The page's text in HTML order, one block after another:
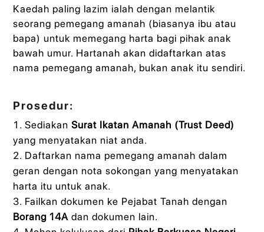
Kaedah paling lazim ialah dengan melantik
seorang pemegang amanah (biasanya ibu atau
bapa) untuk memegang harta bagi pihak anak
bawah umur. Hartanah akan didaftarkan atas
nama pemegang amanah, bukan anak itu sendiri.
Prosedur:
SediakanSurat Ikatan Amanah (Trust Deed)
yang menyatakan niat anda.
Daftarkan nama pemegang amanah dalam
geran dengan nota sokongan yang menyatakan
harta itu untuk anak.
Failkan dokumen ke Pejabat Tanah dengan
Borang 14A dan dokumen lain.